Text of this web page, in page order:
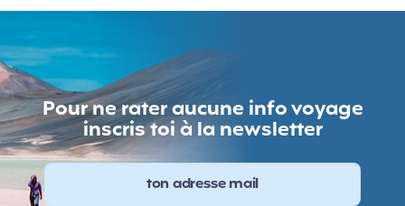
Pour ne rater aucune info voyage
inscris toi à la newsletter